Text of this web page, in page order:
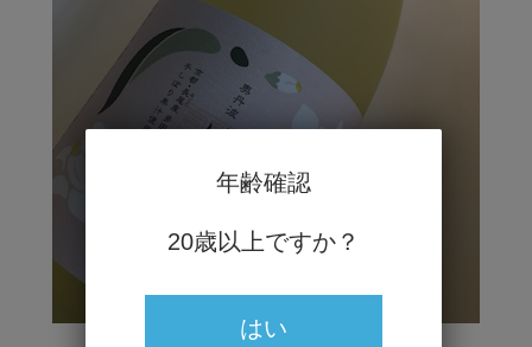
年齢確認
20歳以上ですか？
はい